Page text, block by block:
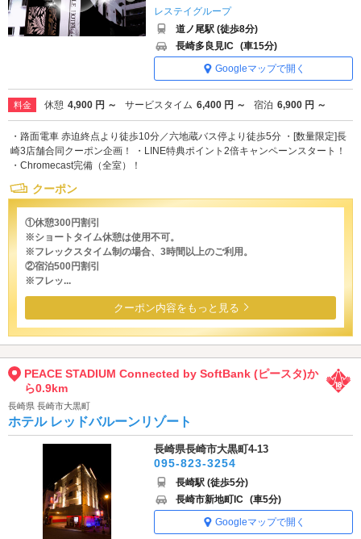
レステイグループ
道ノ尾駅 (徒歩8分)
長崎多良見IC (車15分)
Googleマップで開く
料金 休憩 4,900 円 ～ サービスタイム 6,400 円 ～ 宿泊 6,900 円 ～
・路面電車 赤迫終点より徒歩10分／六地蔵バス停より徒歩5分 ・[数量限定]長
崎3店舗合同クーポン企画！ ・LINE特典ポイント2倍キャンペーンスタート！
・Chromecast完備（全室）！
クーポン
①休憩300円割引
※ショートタイム休憩は使用不可。
※フレックスタイム制の場合、3時間以上のご利用。
②宿泊500円割引
※フレッ...
クーポン内容をもっと見る
PEACE STADIUM Connected by SoftBank (ピースタ)か
ら0.9km
長崎県 長崎市大黒町
ホテル レッドバルーンリゾート
長崎県長崎市大黒町4-13
095-823-3254
長崎駅 (徒歩5分)
長崎市新地町IC (車5分)
Googleマップで開く